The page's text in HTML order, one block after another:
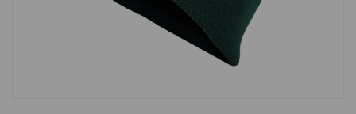
PRIHLÁSIŤ SA CEZ FACEBOOK